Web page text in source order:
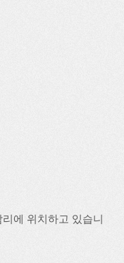
에 위치하고 있습니